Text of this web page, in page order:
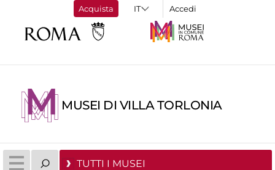
Acquista Accedi
MUSEI DI VILLA TORLONIA
TUTTI I MUSEI